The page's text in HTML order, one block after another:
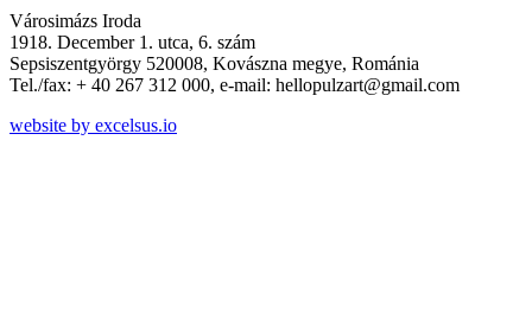
Városimázs Iroda
1918. December 1. utca, 6. szám
Sepsiszentgyörgy 520008, Kovászna megye, Románia
Tel./fax: + 40 267 312 000, e-mail: hellopulzart@gmail.com
website by excelsus.io